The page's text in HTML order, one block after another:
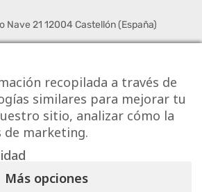
Nave 21 12004 Castellón (España)
recopilada a través de
similares para mejorar tu
sitio, analizar cómo la
de marketing.
Más opciones